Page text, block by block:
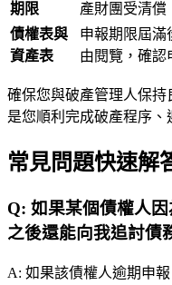
期限
產財團受清償
債權表與
資產表
申報期限屆滿
由閱覽，確認
確保您與破產管理人保持
是您順利完成破產程序、
常見問題快速解
Q: 如果某個債權人
之後還能向我追討債
A: 如果該債權人逾期申